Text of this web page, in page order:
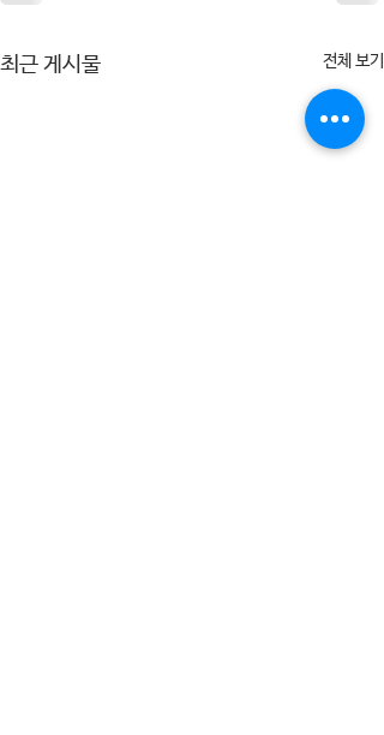
최근 게시물 전체 보기